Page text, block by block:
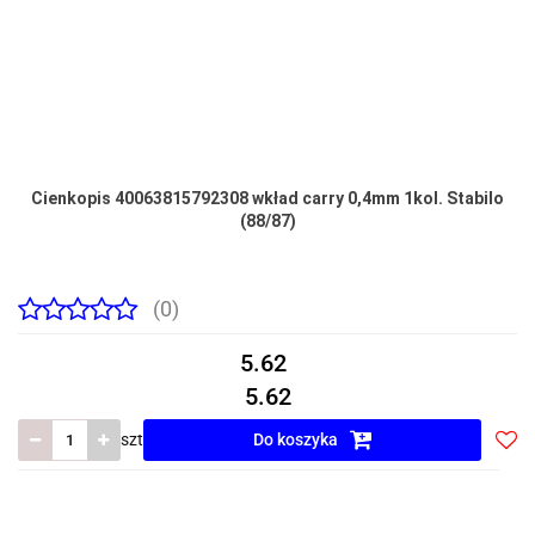
Cienkopis 40063815792308 wkład carry 0,4mm 1kol. Stabilo
(88/87)
(0)
5.62
5.62
szt Do koszyka